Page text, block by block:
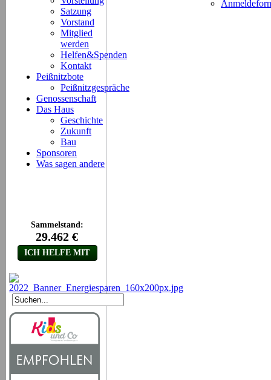
Satzung
Vorstand
Mitglied
werden
Helfen&Spenden
Kontakt
Peißnitzbote
Peißnitzgespräche
Genossenschaft
Das Haus
Geschichte
Zukunft
Bau
Sponsoren
Was sagen andere